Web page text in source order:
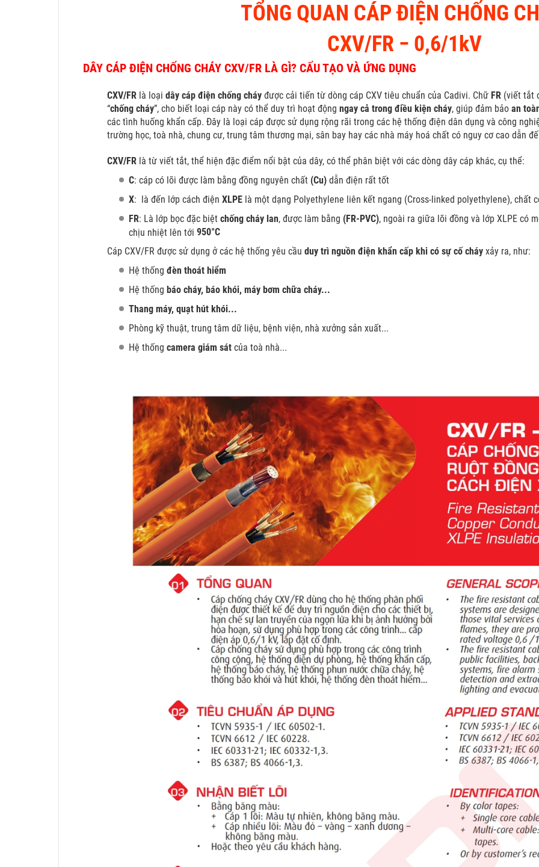
TỔNG QUAN CÁP ĐIỆN CHỐNG
CXV/FR ­− 0,6/1kV
DÂY CÁP ĐIỆN CHỐNG CHÁY CXV/FR LÀ GÌ? CẤU TẠO VÀ ỨNG DỤNG
CXV/FR là loại dây cáp điện chống cháy được cải tiến từ dòng cáp CXV tiêu chuẩn của Cadivi. Chữ FR (viết tắt
“chống cháy”, cho biết loại cáp này có thể duy trì hoạt động ngay cả trong điều kiện cháy, giúp đảm bảo an
các tình huống khẩn cấp. Đây là loại cáp được sử dụng rộng rãi trong các hệ thống điện dân dụng và công
trường học, toà nhà, chung cư, trung tâm thương mại, sân bay hay các nhà máy hoá chất có nguy cơ cao dẫn
CXV/FR là từ viết tắt, thể hiện đặc điểm nổi bật của dây, có thể phân biệt với các dòng dây cáp khác, cụ thể:
C: cáp có lõi được làm bằng đồng nguyên chất (Cu) dẫn điện rất tốt
X: là đến lớp cách điện XLPE là một dạng Polyethylene liên kết ngang (Cross-linked polyethylene), chất
FR: Là lớp bọc đặc biệt chống cháy lan, được làm bằng (FR-PVC), ngoài ra giữa lõi đồng và lớp XLPE có
chịu nhiệt lên tới 950°C
Cáp CXV/FR được sử dụng ở các hệ thống yêu cầu duy trì nguồn điện khẩn cấp khi có sự cố cháy xảy ra, như:
Hệ thống đèn thoát hiểm
Hệ thống báo cháy, báo khói, máy bơm chữa cháy...
Thang máy, quạt hút khói...
Phòng kỹ thuật, trung tâm dữ liệu, bệnh viện, nhà xưởng sản xuất...
Hệ thống camera giám sát của toà nhà...